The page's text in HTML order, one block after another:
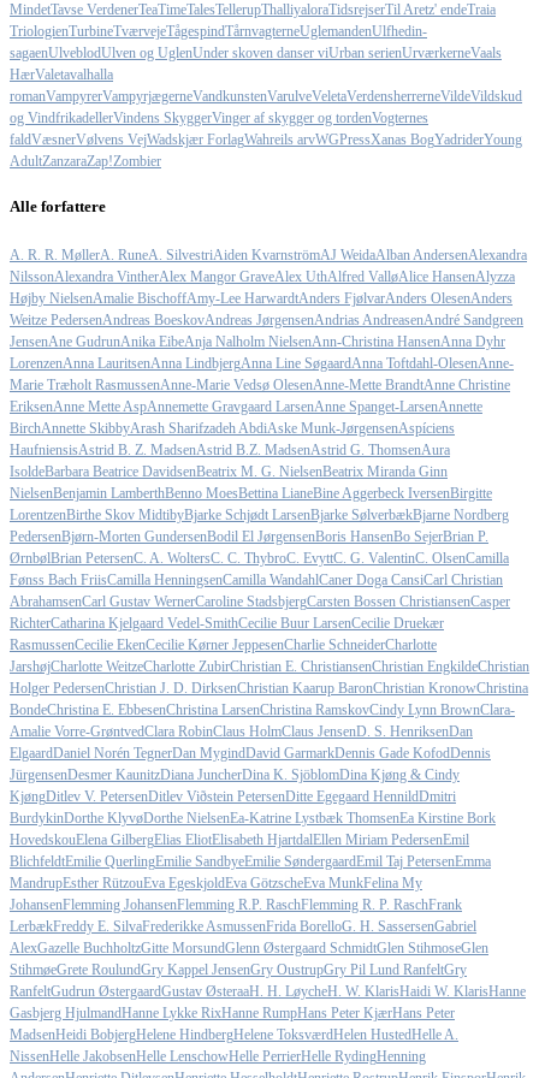
MindetTavse VerdenerTeaTimeTalesTellerupThalliyaloraTidsrejserTil Aretz' endeTraia
TriologienTurbineTværvejeTågespindTårnvagterneUglemandenUlfhedin-
sagaenUlveblodUlven og UglenUnder skoven danser viUrban serienUrværkerneVaals
HærValetavalhalla
romanVampyrerVampyrjægerneVandkunstenVarulveVeletaVerdensherrerneVildeVildskud
og VindfrikadellerVindens SkyggerVinger af skygger og tordenVogternes
faldVæsnerVølvens VejWadskjær ForlagWahreils arvWGPressXanas BogYadriderYoung
AdultZanzaraZap!Zombier
Alle forfattere
A. R. R. MøllerA. RuneA. SilvestriAiden KvarnströmAJ WeidaAlban AndersenAlexandra
NilssonAlexandra VintherAlex Mangor GraveAlex UthAlfred ValløAlice HansenAlyzza
Højby NielsenAmalie BischoffAmy-Lee HarwardtAnders FjølvarAnders OlesenAnders
Weitze PedersenAndreas BoeskovAndreas JørgensenAndrias AndreasenAndré Sandgreen
JensenAne GudrunAnika EibeAnja Nalholm NielsenAnn-Christina HansenAnna Dyhr
LorenzenAnna LauritsenAnna LindbjergAnna Line SøgaardAnna Toftdahl-OlesenAnne-
Marie Træholt RasmussenAnne-Marie Vedsø OlesenAnne-Mette BrandtAnne Christine
EriksenAnne Mette AspAnnemette Gravgaard LarsenAnne Spanget-LarsenAnnette
BirchAnnette SkibbyArash Sharifzadeh AbdiAske Munk-JørgensenAspíciens
HaufniensisAstrid B. Z. MadsenAstrid B.Z. MadsenAstrid G. ThomsenAura
IsoldeBarbara Beatrice DavidsenBeatrix M. G. NielsenBeatrix Miranda Ginn
NielsenBenjamin LamberthBenno MoesBettina LianeBine Aggerbeck IversenBirgitte
LorentzenBirthe Skov MidtibyBjarke Schjødt LarsenBjarke SølverbækBjarne Nordberg
PedersenBjørn-Morten GundersenBodil El JørgensenBoris HansenBo SejerBrian P.
ØrnbølBrian PetersenC. A. WoltersC. C. ThybroC. EvyttC. G. ValentinC. OlsenCamilla
Fønss Bach FriisCamilla HenningsenCamilla WandahlCaner Doga CansiCarl Christian
AbrahamsenCarl Gustav WernerCaroline StadsbjergCarsten Bossen ChristiansenCasper
RichterCatharina Kjelgaard Vedel-SmithCecilie Buur LarsenCecilie Druekær
RasmussenCecilie EkenCecilie Kørner JeppesenCharlie SchneiderCharlotte
JarshøjCharlotte WeitzeCharlotte ZubirChristian E. ChristiansenChristian EngkildeChristian
Holger PedersenChristian J. D. DirksenChristian Kaarup BaronChristian KronowChristina
BondeChristina E. EbbesenChristina LarsenChristina RamskovCindy Lynn BrownClara-
Amalie Vorre-GrøntvedClara RobinClaus HolmClaus JensenD. S. HenriksenDan
ElgaardDaniel Norén TegnerDan MygindDavid GarmarkDennis Gade KofodDennis
JürgensenDesmer KaunitzDiana JuncherDina K. SjöblomDina Kjøng & Cindy
KjøngDitlev V. PetersenDitlev Viðstein PetersenDitte Egegaard HennildDmitri
BurdykinDorthe KlyvøDorthe NielsenEa-Katrine Lystbæk ThomsenEa Kirstine Bork
HovedskouElena GilbergElias EliotElisabeth HjartdalEllen Miriam PedersenEmil
BlichfeldtEmilie QuerlingEmilie SandbyeEmilie SøndergaardEmil Taj PetersenEmma
MandrupEsther RützouEva EgeskjoldEva GötzscheEva MunkFelina My
JohansenFlemming JohansenFlemming R.P. RaschFlemming R. P. RaschFrank
LerbækFreddy E. SilvaFrederikke AsmussenFrida BorelloG. H. SassersenGabriel
AlexGazelle BuchholtzGitte MorsundGlenn Østergaard SchmidtGlen StihmoseGlen
StihmøeGrete RoulundGry Kappel JensenGry OustrupGry Pil Lund RanfeltGry
RanfeltGudrun ØstergaardGustav ØsteraaH. H. LøycheH. W. KlarisHaidi W. KlarisHanne
Gasbjerg HjulmandHanne Lykke RixHanne RumpHans Peter KjærHans Peter
MadsenHeidi BobjergHelene HindbergHelene ToksværdHelen HustedHelle A.
NissenHelle JakobsenHelle LenschowHelle PerrierHelle RydingHenning